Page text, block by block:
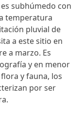
subhúmedo con
temperatura
pluvial de
a este sitio en
a marzo. Es
y en menor
y fauna, los
por ser